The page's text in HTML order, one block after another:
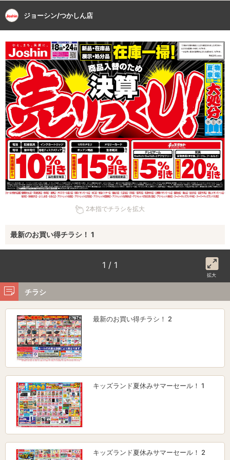
ジョーシン/つかしん店
2本指でチラシを拡大
最新のお買い得チラシ！ 1
1 / 1
拡大
チラシ
最新のお買い得チラシ！ 2
キッズランド夏休みサマーセール！ 1
キッズランド夏休みサマーセール！ 2